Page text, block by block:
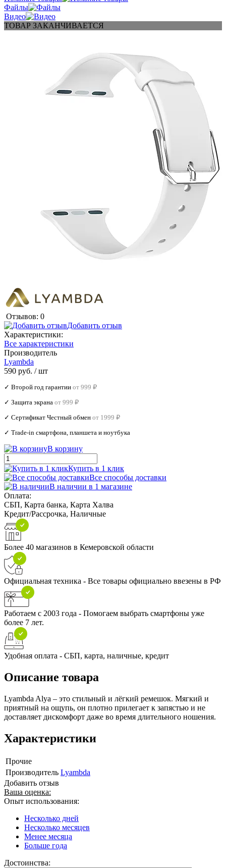
Файлы
Видео
ТОВАР ЗАКАНЧИВАЕТСЯ
Отзывов: 0
Добавить отзыв
Характеристики:
Все характеристики
Производитель
Lyambda
590 руб. / шт
✓ Второй год гарантии от 999 ₽
✓ Защита экрана от 999 ₽
✓ Сертификат Честный обмен от 1999 ₽
✓ Trade‑in смартфона, планшета и ноутбука
В корзину
Купить в 1 клик
Все способы доставки
В наличии в 1 магазине
Оплата:
СБП, Карта банка, Карта Халва
Кредит/Рассрочка, Наличные
Более 40 магазинов в Кемеровской области
Официальная техника - Все товары официально ввезены в РФ
Работаем с 2003 года - Помогаем выбрать смартфоны уже
более 7 лет.
Удобная оплата - СБП, карта, наличные, кредит
Описание товара
Lyambda Alya – это стильный и лёгкий ремешок. Мягкий и
приятный на ощупь, он плотно прилегает к запястью и не
доставляет дискомфорт даже во время длительного ношения.
Характеристики
Прочие
Производитель Lyambda
Добавить отзыв
Ваша оценка:
Опыт использования:
Несколько дней
Несколько месяцев
Менее месяца
Больше года
Достоинства: